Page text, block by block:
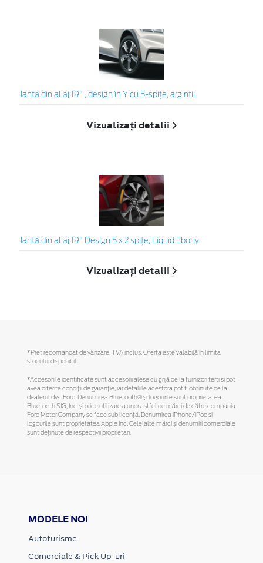
Jantă din aliaj 19" , design în Y cu 5-spiţe, argintiu
Vizualizați detalii
Jantă din aliaj 19" Design 5 x 2 spițe, Liquid Ebony
Vizualizați detalii
*Preţ recomandat de vânzare, TVA inclus. Oferta este valabilă în limita
stocului disponibil.
*Accesoriile identificate sunt accesorii alese cu grijă de la furnizori terți și pot
avea diferite condiții de garanție, iar detaliile acestora pot fi obținute de la
dealerul dvs. Ford. Denumirea Bluetooth® și logourile sunt proprietatea
Bluetooth SIG, Inc. și orice utilizare a unor astfel de mărci de către compania
Ford Motor Company se face sub licență. Denumirea iPhone/iPod și
logourile sunt proprietatea Apple Inc. Celelalte mărci și denumiri comerciale
sunt deținute de respectivii proprietari.
MODELE NOI
Autoturisme
Comerciale & Pick Up-uri